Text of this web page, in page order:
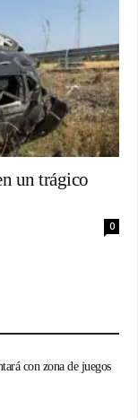
un trágico
0
con zona de juegos